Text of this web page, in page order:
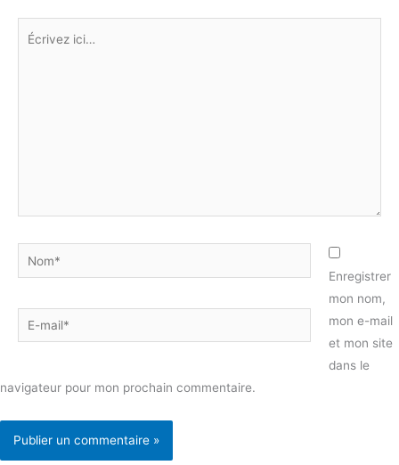
Écrivez
Nom*
E-
mail*
Enregistrer
mon nom,
mon e-mail
et mon site
dans le
navigateur pour mon prochain commentaire.